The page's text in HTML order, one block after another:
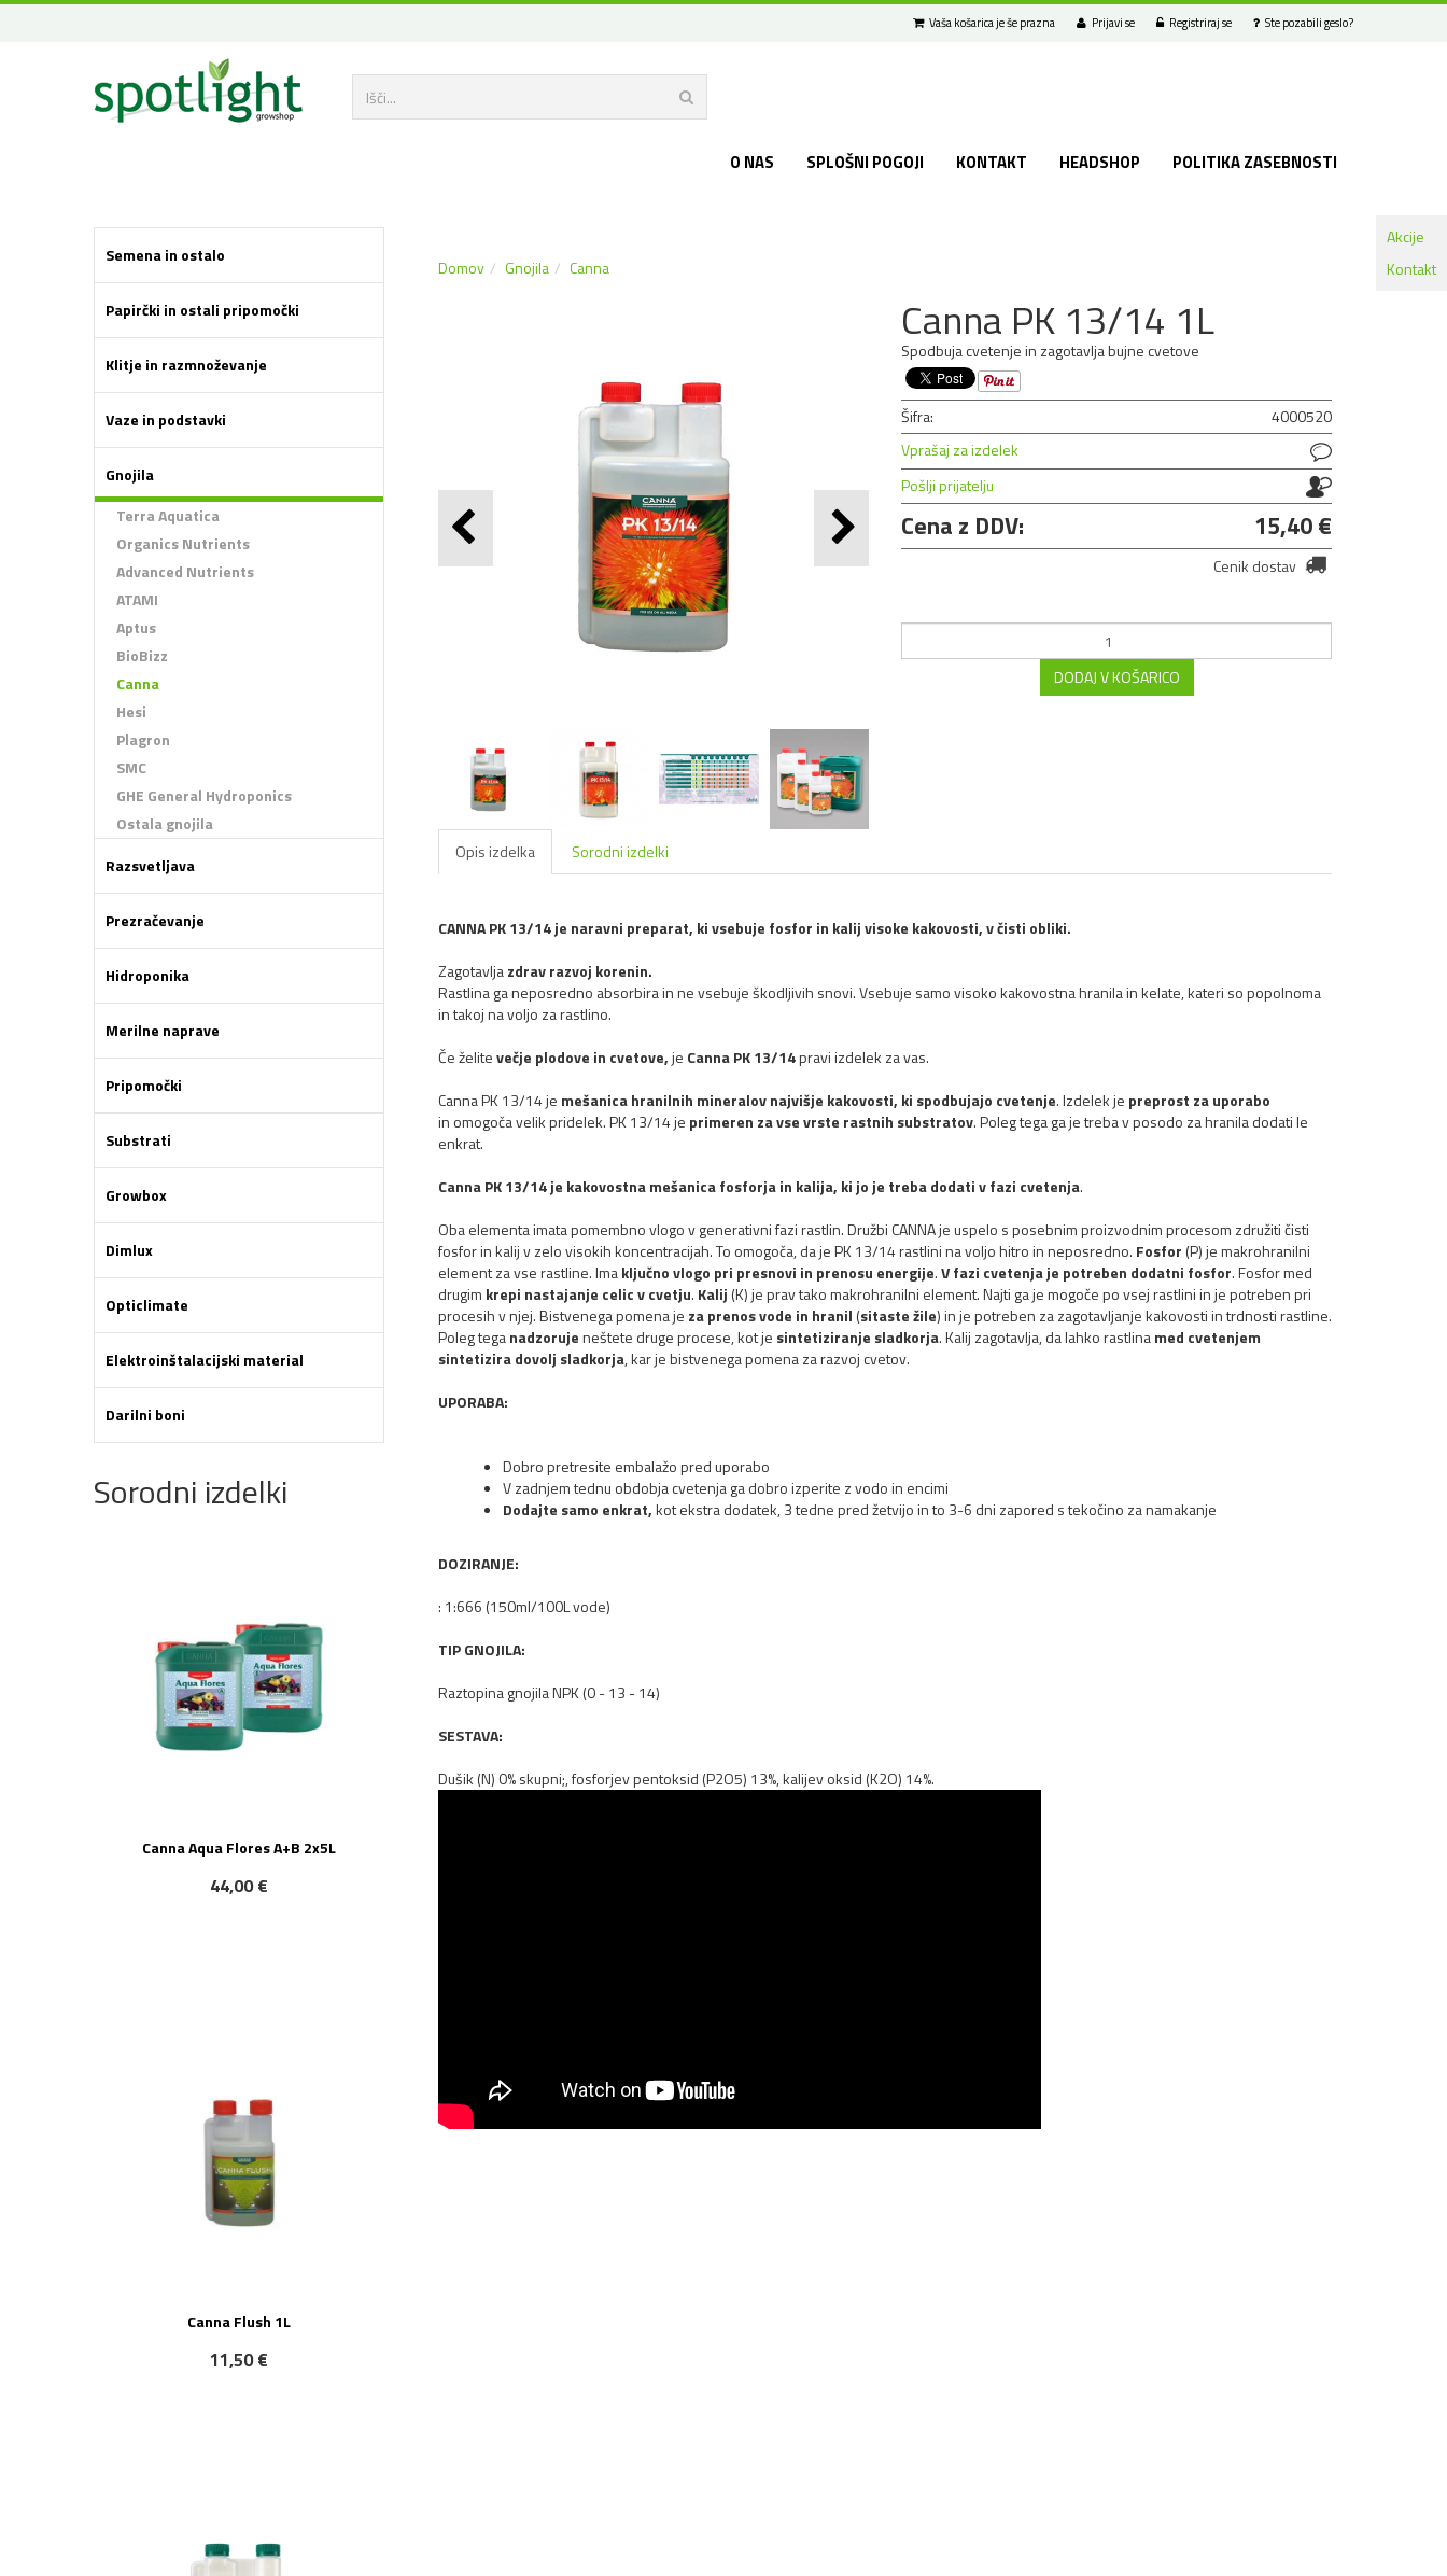
Akcije
Kontakt
Prijavi se Registriraj se Ste pozabili geslo?
Vaša košarica je še prazna
O NAS SPLOŠNI POGOJI KONTAKT HEADSHOP POLITIKA ZASEBNOSTI
Semena in ostalo
Papirčki in ostali pripomočki
Klitje in razmnoževanje
Vaze in podstavki
Gnojila
Terra Aquatica
Organics Nutrients
Advanced Nutrients
ATAMI
Aptus
BioBizz
Canna
Hesi
Plagron
SMC
GHE General Hydroponics
Ostala gnojila
Razsvetljava
Prezračevanje
Hidroponika
Merilne naprave
Pripomočki
Substrati
Growbox
Dimlux
Opticlimate
Elektroinštalacijski material
Darilni boni
Sorodni izdelki
Canna Aqua Flores A+B 2x5L
44,00 €
Canna Flush 1L
11,50 €
Domov Gnojila Canna
Canna PK 13/14 1L
Spodbuja cvetenje in zagotavlja bujne cvetove
Šifra:
4000520
Vprašaj za izdelek
Pošlji prijatelju
Cena z DDV: 15,40 €
Cenik dostav
DODAJ V KOŠARICO
Opis izdelka Sorodni izdelki
CANNA PK 13/14 je naravni preparat, ki vsebuje fosfor in kalij visoke kakovosti, v čisti obliki.
Zagotavljazdrav razvoj korenin.
Rastlina ga neposredno absorbira in ne vsebuje škodljivih snovi. Vsebuje samo visoko kakovostna hranila in kelate, kateri so popolnoma
in takoj na voljo za rastlino.
Če želitevečje plodove in cvetove,je Canna PK 13/14pravi izdelek za vas.
Canna PK 13/14 je mešanica hranilnih mineralov najvišje kakovosti, ki spodbujajo cvetenje. Izdelek je preprost za uporabo
in omogoča velik pridelek. PK 13/14 je primeren za vse vrste rastnih substratov. Poleg tega ga je treba v posodo za hranila dodati le
enkrat.
Canna PK 13/14 je kakovostna mešanica fosforja in kalija, ki jo je treba dodati v fazi cvetenja.
Oba elementa imata pomembno vlogo v generativni fazi rastlin. Družbi CANNA je uspelo s posebnim proizvodnim procesom združiti čisti
fosfor in kalij v zelo visokih koncentracijah. To omogoča, da je PK 13/14 rastlini na voljo hitro in neposredno. Fosfor (P) je makrohranilni
element za vse rastline. Imaključno vlogo pri presnovi in prenosu energije.V fazi cvetenja je potreben dodatni fosfor. Fosfor med
drugim krepi nastajanje celic v cvetju. Kalij (K) je prav tako makrohranilni element. Najti ga je mogoče po vsej rastlini in je potreben pri
procesih v njej. Bistvenega pomena je za prenos vode in hranil (sitaste žile) in je potreben za zagotavljanje kakovosti in trdnosti rastline.
Poleg teganadzorujeneštete druge procese, kot je sintetiziranje sladkorja. Kalij zagotavlja, da lahko rastlinamed cvetenjem
sintetizira dovolj sladkorja, kar je bistvenega pomena za razvoj cvetov.
UPORABA:
Dobro pretresite embalažo pred uporabo
V zadnjem tednu obdobja cvetenja ga dobro izperite z vodo in encimi
Dodajte samo enkrat,kot ekstra dodatek, 3 tedne pred žetvijo in to 3-6 dni zapored s tekočino za namakanje
DOZIRANJE:
: 1:666 (150ml/100L vode)
TIP GNOJILA:
Raztopina gnojila NPK (0 - 13 - 14)
SESTAVA:
Dušik (N) 0% skupni;, fosforjev pentoksid (P2O5) 13%, kalijev oksid (K2O) 14%.